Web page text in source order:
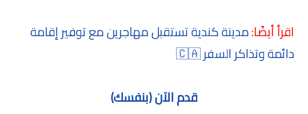
اقرأ أيضًا:مدينة كندية تستقبل مهاجرين مع توفير إقامة
دائمة وتذاكر السفر 🇨🇦
قدم الآن (بنفسك)